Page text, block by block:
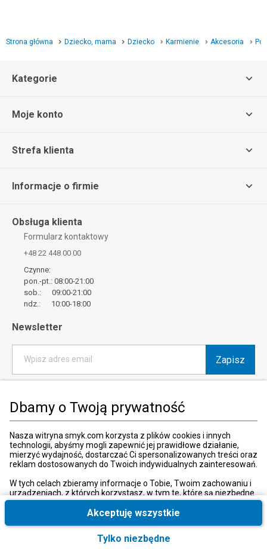
Dbamy o Twoją prywatność
Nasza witryna smyk.com korzysta z plików cookies i innych
technologii, abyśmy mogli zapewnić jej prawidłowe działanie,
mierzyć wydajność, dostarczać Ci spersonalizowanych treści oraz
reklam dostosowanych do Twoich indywidualnych zainteresowań.
W tych celach zbieramy informacje o Tobie, Twoim zachowaniu i
urządzeniach, z których korzystasz, w tym te, które są niezbędne
do prawidłowego funkcjonowania strony internetowej smyk.com.
Te niezbędne pliki cookies możesz wyłączyć zmieniając
Tylko niezbędne
Akceptuję wszystkie
Strona główna Dziecko, mama Dziecko Karmienie Akcesoria
Kategorie
Moje konto
Strefa klienta
Informacje o firmie
Obsługa klienta
Formularz kontaktowy
+48 22 448 00 00
Czynne:
pon.-pt.: 08:00-21:00
sob.: 09:00-21:00
ndz.: 10:00-18:00
Newsletter
Wpisz adres email Zapisz
produktach i usługach oraz promocjach i zniżkach oferowanych
przez SMYK sp. z o.o., za pośrednictwem środków komunikacji
elektronicznej (e-mail).
W każdej chwili możesz z łatwością cofnąć wyrażone zgody.
więcej
Kraj i język:Polska (Poland)